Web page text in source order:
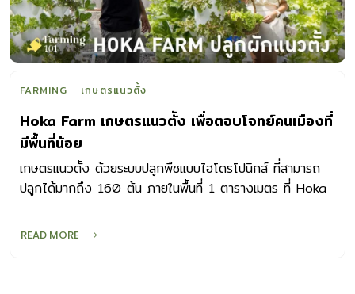
FARMING เกษตรแนวตั้ง
Hoka Farm เกษตรแนวตั้ง เพื่อตอบโจทย์คนเมืองที่
มีพื้นที่น้อย
เกษตรแนวตั้ง ด้วยระบบปลูกพืชแบบไฮโดรโปนิกส์ ที่สามารถ
ปลูกได้มากถึง 160 ต้น ภายในพื้นที่ 1 ตารางเมตร ที่ Hoka
READ MORE